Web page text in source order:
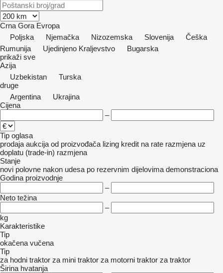
Crna Gora Evropa
Poljska
Njemačka Nizozemska Slovenija
Češka
Rumunija
Ujedinjeno Kraljevstvo
Bugarska
prikaži sve
Azija
Uzbekistan
Turska
druge
Argentina
Ukrajina
Cijena
–
Tip oglasa
prodaja aukcija od proizvođača lizing kredit na rate razmjena uz
doplatu (trade-in) razmjena
Stanje
novi polovne nakon udesa po rezervnim dijelovima demonstraciona
Godina proizvodnje
–
Neto težina
–
kg
Karakteristike
Tip
okačena vučena
Tip
za hodni traktor za mini traktor za motorni traktor za traktor
Širina hvatanja